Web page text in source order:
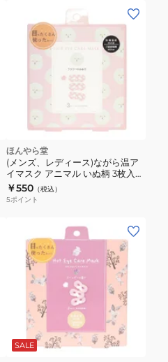
4991936387937
ほんやら堂
(メンズ、レディース)ながら温ア
イマスク アニマル いぬ柄 3枚入
フラワーの香り RLK38809
￥550 （税込）
5ポイント
SALE